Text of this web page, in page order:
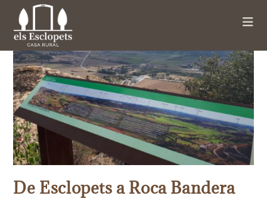
De Esclopets a Roca Bandera